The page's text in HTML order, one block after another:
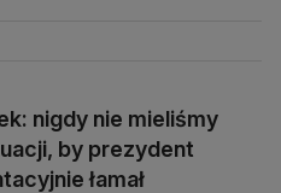
nigdy nie mieliśmy
by prezydent
łamał